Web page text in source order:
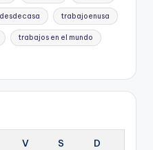
trabajoenusa
trabajos en el mundo
V S D